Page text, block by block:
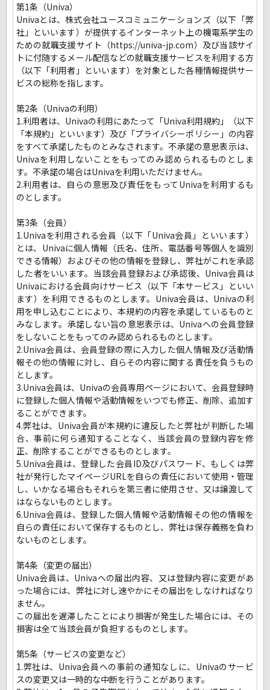
第1条（Univa）
Univaとは、株式会社ユースコミュニケーションズ（以下「弊
社」といいます）が提供するインターネット上の機電系学生の
ための就職支援サイト（https://univa-jp.com）及び当該サイ
トに付随するメール配信などの就職支援サービスを利用する方
（以下「利用者」といいます）を対象とした各種情報提供サー
ビスの総称を指します。
第2条（Univaの利用）
1.利用者は、Univaの利用にあたって「Univa利用規約」（以下
「本規約」といいます）及び「プライバシーポリシー」の内容
をすべて承諾したものとみなされます。不承諾の意思表示は、
Univaを利用しないことをもってのみ認められるものとしま
す。不承諾の場合はUnivaを利用いただけません。
2.利用者は、自らの意思及び責任をもってUnivaを利用するも
のとします。
第3条（会員）
1.Univaを利用される会員（以下「Univa会員」といいます）
とは、Univaに個人情報（氏名、住所、電話番号等個人を識別
できる情報）およびその他の情報を登録し、弊社がこれを承認
した者をいいます。当該会員登録および承認後、Univa会員は
Univaにおける会員向けサービス（以下「本サービス」といい
ます）を利用できるものとします。Univa会員は、Univaの利
用を申し込むことにより、本規約の内容を承諾しているものと
みなします。承諾しない旨の意思表示は、Univaへの会員登録
をしないことをもってのみ認められるものとします。
2.Univa会員は、会員登録の際に入力した個人情報及び活動情
報その他の情報に対し、自らその内容に関する責任を負うもの
とします。
3.Univa会員は、Univaの会員専用ページにおいて、会員登録時
に登録した個人情報や活動情報をいつでも修正、削除、追加す
ることができます。
4.弊社は、Univa会員が本規約に違反したと弊社が判断した場
合、事前に何ら通知することなく、当該会員の登録内容を修
正、削除することができるものとします。
5.Univa会員は、登録した会員ID及びパスワード、もしくは弊
社が発行したマイページURLを自らの責任において使用・管理
し、いかなる場合もそれらを第三者に使用させ、又は譲渡して
はならないものとします。
6.Univa会員は、登録した個人情報や活動情報その他の情報を
自らの責任において保存するものとし、弊社は保存義務を負わ
ないものとします。
第4条（変更の届出）
Univa会員は、Univaへの届出内容、又は登録内容に変更があ
った場合には、弊社に対し速やかにその届出をしなければなり
ません。
この届出を遅滞したことにより損害が発生した場合には、その
損害は全て当該会員が負担するものとします。
第5条（サービスの変更など）
1.弊社は、Univa会員への事前の通知なしに、Univaのサービ
スの変更又は一時的な中断を行うことがあります。